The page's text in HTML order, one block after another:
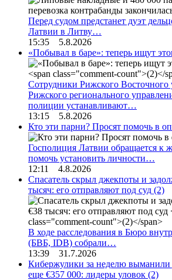
Перед судом предстанет дуэт
Латвии в Литву…
15:35 5.8.2026
«Побывал в баре»: теперь ищут
Сотрудники Рижского Восточного
Рижского регионального
полиции устанавливают…
13:15 5.8.2026
Кто эти парни? Просят помочь в
Госполиция Латвии обращается к
помочь установить личности…
12:11 4.8.2026
Спасатель скрыл джекпоты и
тысяч: его отправляют под суд (2)
В ходе расследования в Бюро
(БВБ, IDB) собрали…
13:39 31.7.2026
Кибержулики за неделю
еще €357 000: лидеры уловок (2)